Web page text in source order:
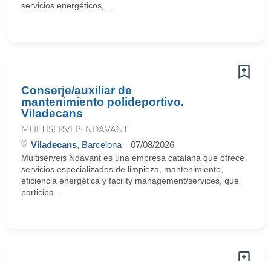
servicios energéticos, ...
Conserje/auxiliar de
mantenimiento polideportivo.
Viladecans
MULTISERVEIS NDAVANT
Viladecans, Barcelona 07/08/2026
Multiserveis Ndavant es una empresa catalana que ofrece
servicios especializados de limpieza, mantenimiento,
eficiencia energética y facility management/services, que
participa ...